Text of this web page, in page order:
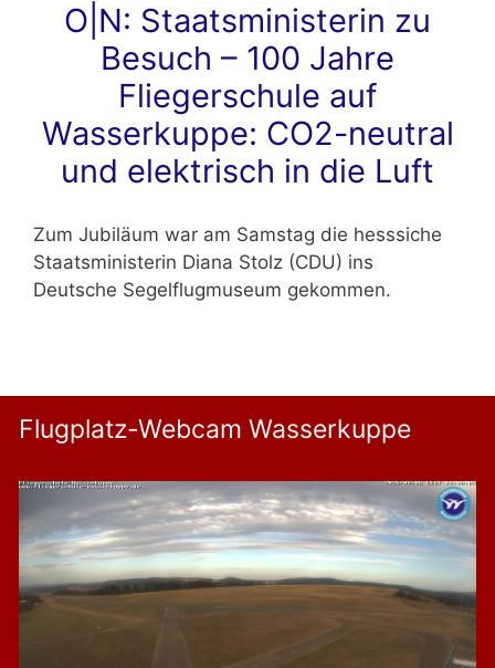
O|N: Staatsministerin zu
Besuch – 100 Jahre
Fliegerschule auf
Wasserkuppe: CO2-neutral
und elektrisch in die Luft
Zum Jubiläum war am Samstag die hesssiche
Staatsministerin Diana Stolz (CDU) ins
Deutsche Segelflugmuseum gekommen.
Flugplatz-Webcam Wasserkuppe